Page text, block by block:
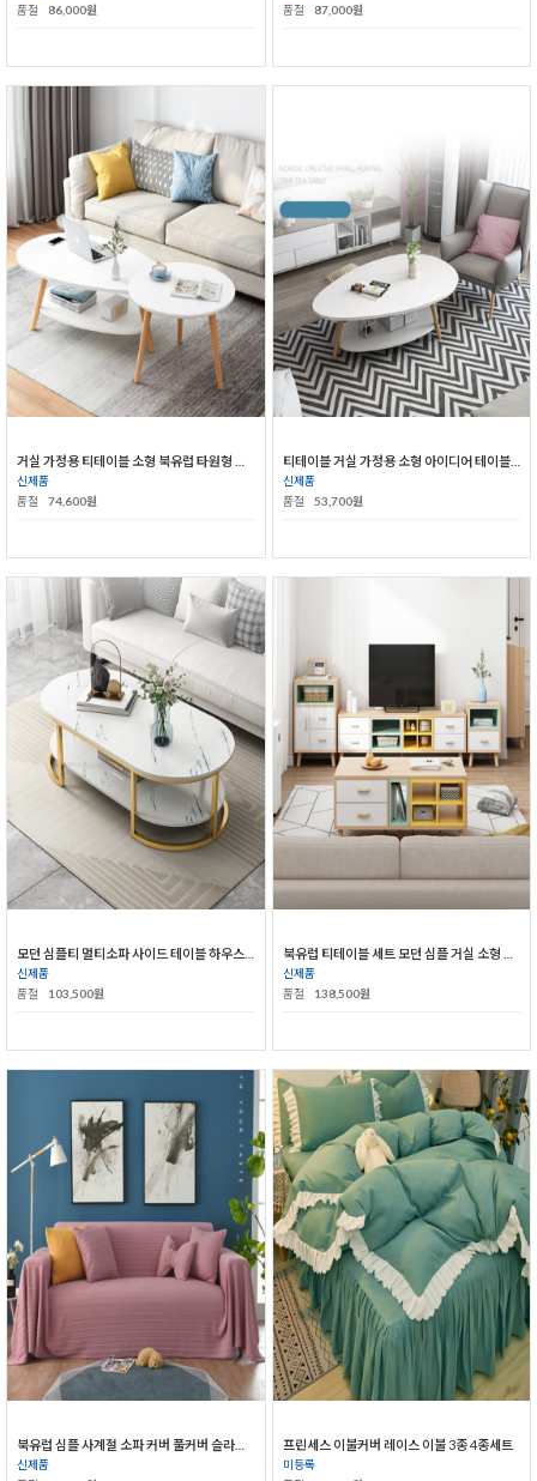
품절
86,000원
품절
87,000원
신제품
품절
74,600원
티테이블 거실 가정용 소형 아이디어 테이블 모던 심플 메쉬 레드 북유럽의 간이 미니 타원 테이블
신제품
품절
53,700원
신제품
품절
103,500원
신제품
품절
138,500원
신제품
프린세스 이불커버 레이스 이불 3종 4종세트
미등록